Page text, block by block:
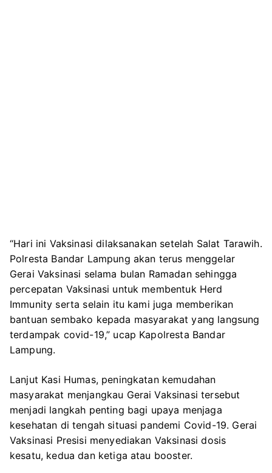
“Hari ini Vaksinasi dilaksanakan setelah Salat Tarawih.
Polresta Bandar Lampung akan terus menggelar
Gerai Vaksinasi selama bulan Ramadan sehingga
percepatan Vaksinasi untuk membentuk Herd
Immunity serta selain itu kami juga memberikan
bantuan sembako kepada masyarakat yang langsung
terdampak covid-19,” ucap Kapolresta Bandar
Lampung.
Lanjut Kasi Humas, peningkatan kemudahan
masyarakat menjangkau Gerai Vaksinasi tersebut
menjadi langkah penting bagi upaya menjaga
kesehatan di tengah situasi pandemi Covid-19. Gerai
Vaksinasi Presisi menyediakan Vaksinasi dosis
kesatu, kedua dan ketiga atau booster.